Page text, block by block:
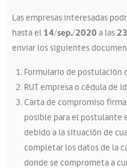
Las empresas interesadas
hasta el 14/sep./2020 a las
enviar los siguientes
Formulario de
RUT empresa o cédula de
Carta de compromiso
posible para el postulante
debido a la situación de
completar los datos de la
donde se comprometa a